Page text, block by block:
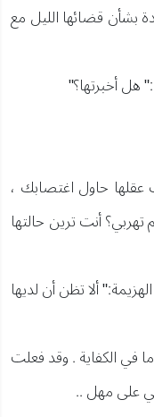
بشأن قضائها الليل مع
أخبرتها؟"
حاول اغتصابك ،
أنت ترين حالتها
ألا تظن أن لديها
الكفاية . وقد فعلت
على مهل ..